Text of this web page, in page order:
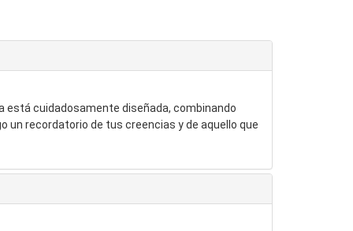
está cuidadosamente diseñada, combinando
un recordatorio de tus creencias y de aquello que